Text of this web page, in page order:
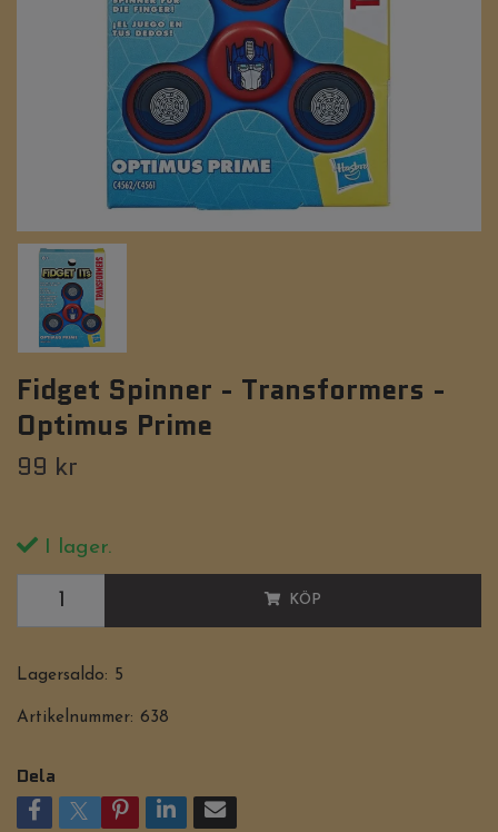
Fidget Spinner - Transformers -
Optimus Prime
99 kr
I lager.
KÖP
Lagersaldo: 5
Artikelnummer: 638
Dela